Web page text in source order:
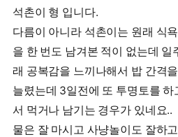
석촌이 형 입니다.
다름이 아니라 석촌이는 원래 식
을 한 번도 남겨본 적이 없는데 일
래 공복감을 느끼나해서 밥 간격
늘렸는데 3일전에 또 투명토를 하
서 먹거나 남기는 경우가 있네요..
물은 잘 마시고 사냥놀이도 잘하